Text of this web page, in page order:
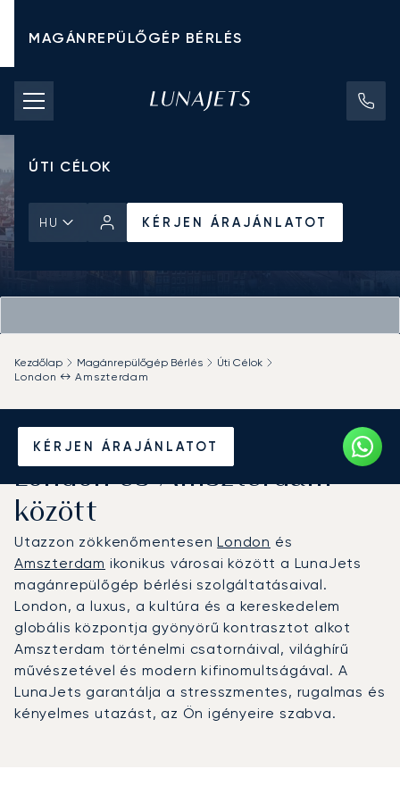
MAGÁNREPÜLŐGÉP BÉRLÉS
CHARTER ÁRAK
MAGÁNREPÜLŐGÉPEK
ÚTI CÉLOK
HU KÉRJEN ÁRAJÁNLATOT
KÉRJEN ÁRAJÁNLATOT
Kezdőlap Magánrepülőgép Bérlés
Úti Célok
London ↔ Amszterdam
Béreljen magánrepülőt
London és Amszterdam
között
Utazzon zökkenőmentesenLondon és
Amszterdam ikonikus városai között a LunaJets
magánrepülőgép bérlési szolgáltatásaival.
London, a luxus, a kultúra és a kereskedelem
globális központja gyönyörű kontrasztot alkot
Amszterdam történelmi csatornáival, világhírű
művészetével és modern kifinomultságával. A
LunaJets garantálja a stresszmentes, rugalmas és
kényelmes utazást, az Ön igényeire szabva.